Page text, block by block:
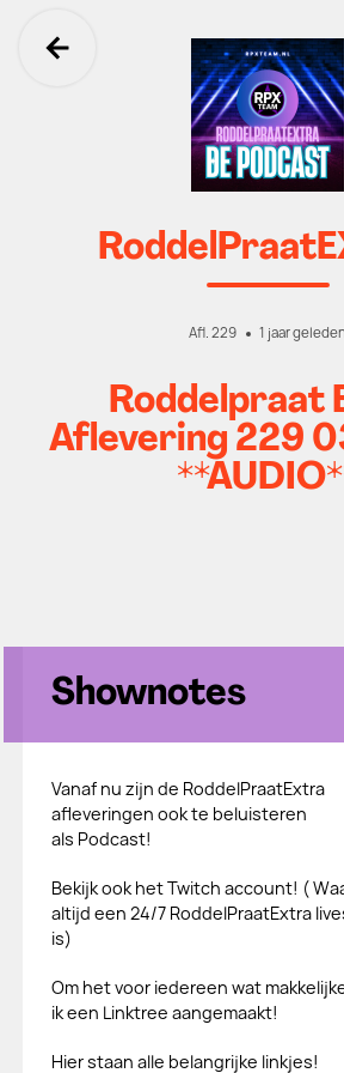
Ga terug
Afl. 229 1 jaar
Roddelpraat
Aflevering 229
Shownotes
Vanaf nu zijn de RoddelPraatExtra
afleveringen ook te beluisteren
als Podcast!
Bekijk ook het Twitch account! (
altijd een 24/7 RoddelPraatExtra
is)
Om het voor iedereen wat
ik een Linktree aangemaakt!
Hier staan alle belangrijke linkjes!